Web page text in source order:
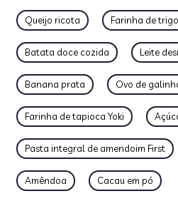
Queijo ricota Farinha de
Batata doce cozida Leite
Banana prata Ovo de
Farinha de tapioca Yoki
Pasta integral de amendoim First
Amêndoa Cacau em pó